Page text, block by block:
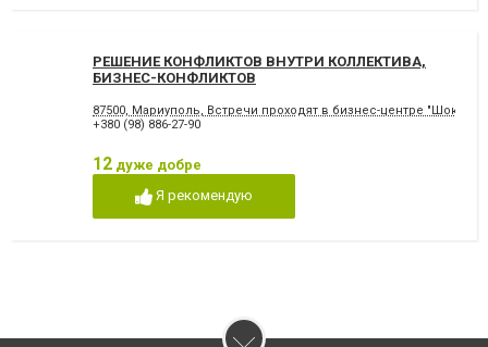
РЕШЕНИЕ КОНФЛИКТОВ ВНУТРИ КОЛЛЕКТИВА,
БИЗНЕС-КОНФЛИКТОВ
87500, Мариуполь, Встречи проходят в бизнес-центре
+380 (98) 886-27-90
12 дуже добре
Я рекомендую